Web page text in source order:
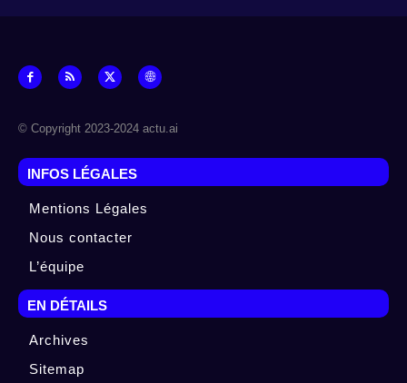
© Copyright 2023-2024 actu.ai
INFOS LÉGALES
Mentions Légales
Nous contacter
L’équipe
EN DÉTAILS
Archives
Sitemap